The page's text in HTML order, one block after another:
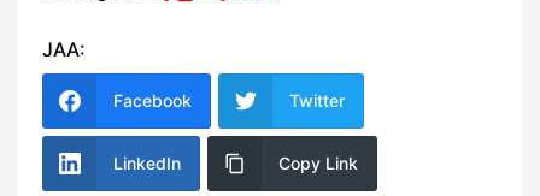
JAA:
Facebook Twitter
LinkedIn Copy Link